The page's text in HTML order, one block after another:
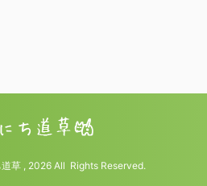
草 , 2026 All Rights Reserved.